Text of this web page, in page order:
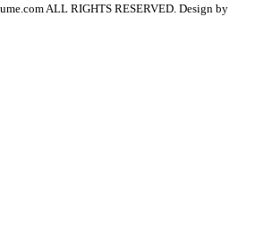
ALL RIGHTS RESERVED. Design by